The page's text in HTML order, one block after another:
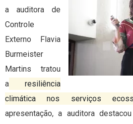
a auditora de
Controle
Externo Flavia
Burmeister
Martins tratou
a
resiliência
climática nos serviços
apresentação, a auditora